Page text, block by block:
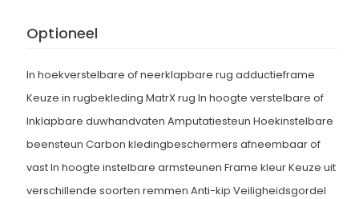
Optioneel
In hoekverstelbare of neerklapbare rug adductieframe
Keuze in rugbekleding MatrX rug In hoogte verstelbare of
Inklapbare duwhandvaten Amputatiesteun Hoekinstelbare
beensteun Carbon kledingbeschermers afneembaar of
vast In hoogte instelbare armsteunen Frame kleur Keuze uit
verschillende soorten remmen Anti-kip Veiligheidsgordel